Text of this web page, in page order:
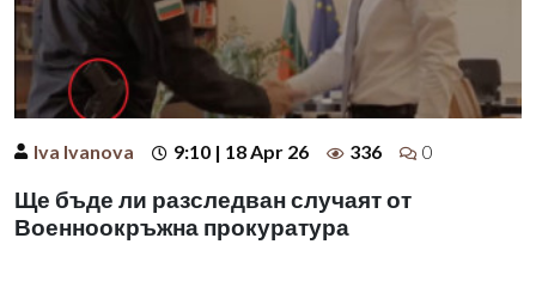
Iva Ivanova 9:10 | 18 Apr 26 336 0
Ще бъде ли разследван случаят от
Военноокръжна прокуратура